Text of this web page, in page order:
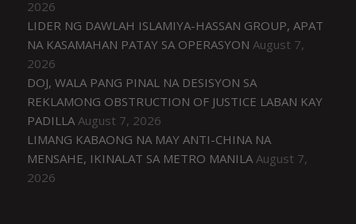
2026
LIDER NG DAWLAH ISLAMIYA-HASSAN GROUP, APAT
NA KASAMAHAN PATAY SA OPERASYON August 7,
2026
DOJ, WALA PANG PINAL NA DESISYON SA
REKLAMONG OBSTRUCTION OF JUSTICE LABAN KAY
PADILLA August 7, 2026
LIMANG KABAONG NA MAY ANTI-CHINA NA
MENSAHE, IKINALAT SA METRO MANILA August 7,
2026